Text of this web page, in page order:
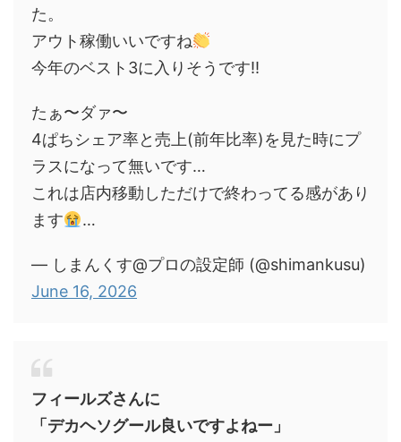
た。
アウト稼働いいですね
今年のベスト3に入りそうです‼︎
たぁ〜ダァ〜
4ぱちシェア率と売上(前年比率)を見た時にプ
ラスになって無いです…
これは店内移動しただけで終わってる感があり
ます
…
— しまんくす@プロの設定師 (@shimankusu)
June 16, 2026
フィールズさんに
「デカヘソグール良いですよねー」